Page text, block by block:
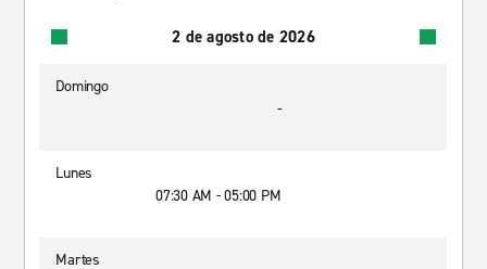
2 de agosto de 2026
Domingo
-
Lunes
07:30 AM - 05:00 PM
Martes